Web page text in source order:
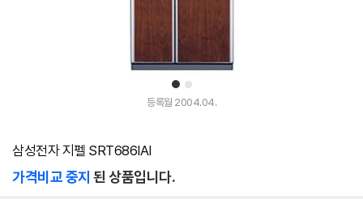
1 2
등록월 2004.04.
삼성전자 지펠 SRT686IAI
가격비교 중지 된 상품입니다.